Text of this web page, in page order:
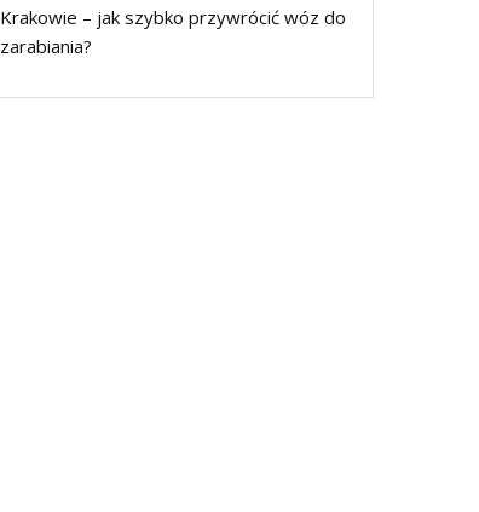
Krakowie – jak szybko przywrócić wóz do
zarabiania?